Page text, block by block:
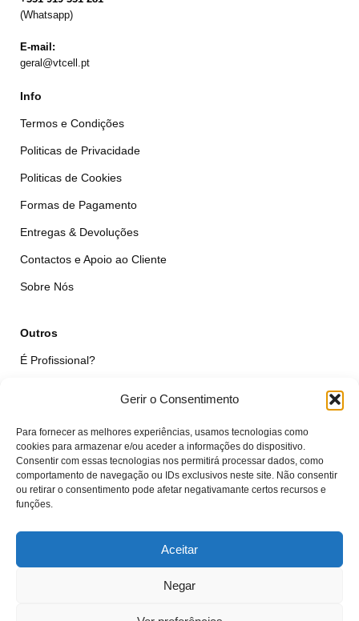
Gerir o Consentimento
Para fornecer as melhores experiências, usamos tecnologias como
cookies para armazenar e/ou aceder a informações do dispositivo.
Consentir com essas tecnologias nos permitirá processar dados, como
comportamento de navegação ou IDs exclusivos neste site. Não consentir
ou retirar o consentimento pode afetar negativamante certos recursos e
funções.
Aceitar
Negar
(Whatsapp)
E-mail:
geral@vtcell.pt
Info
Termos e Condições
Politicas de Privacidade
Politicas de Cookies
Formas de Pagamento
Entregas & Devoluções
Contactos e Apoio ao Cliente
Sobre Nós
Outros
É Profissional?
Qualidade das Peças
Minha Conta
© VTcell Soluções Electrónicas - Todos os Direitos Reservados - 2018 -